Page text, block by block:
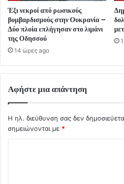
Έξι νεκροί από ρωσικούς
βομβαρδισμούς στην Ουκρανία –
Δύο πλοία επλήγησαν στο λιμάνι
της Οδησσού
14 ώρες ago
Αφήστε μια απάντηση
Η ηλ. διεύθυνση σας δεν
σημειώνονται με *